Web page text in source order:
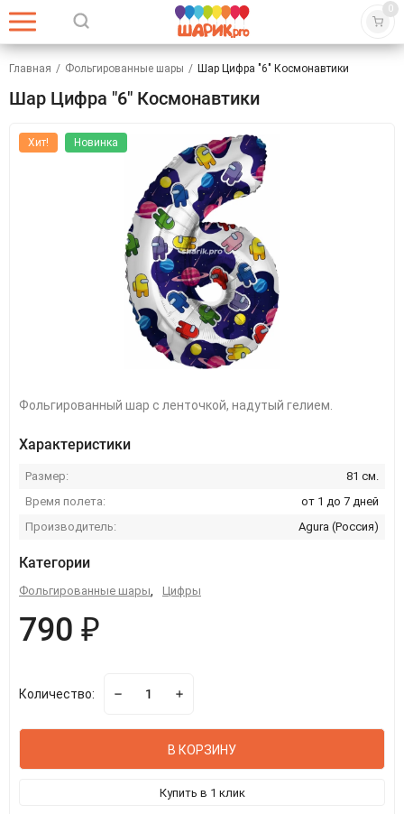
0
Главная / Фольгированные шары / Шар Цифра "6" Космонавтики
Шар Цифра "6" Космонавтики
Хит! Новинка
Фольгированный шар с ленточкой, надутый гелием.
Характеристики
Размер:
81 см.
Время полета:
от 1 до 7 дней
Производитель:
Agura (Россия)
Категории
Фольгированные шары, Цифры
790 ₽
Количество:
В КОРЗИНУ
Купить в 1 клик